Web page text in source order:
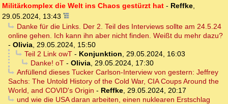
Militärkomplex die Welt ins Chaos gestürzt hat - Reffke,
29.05.2024, 13:43
Danke für die Links. Der 2. Teil des Interviews sollte am 24.5.24
online gehen. Ich kann ihn aber nicht finden. Weißt du mehr dazu?
- Olivia, 29.05.2024, 15:50
Teil 2 Link owT- Konjunktion, 29.05.2024, 16:03
Danke! oT- Olivia, 29.05.2024, 17:30
Anfüllend dieses Tucker Carlson-Interview von gestern: Jeffrey
Sachs: The Untold History of the Cold War, CIA Coups Around the
World, and COVID's Origin - Reffke, 29.05.2024, 20:17
und wie die USA daran arbeiten, einen nuklearen Erstschlag